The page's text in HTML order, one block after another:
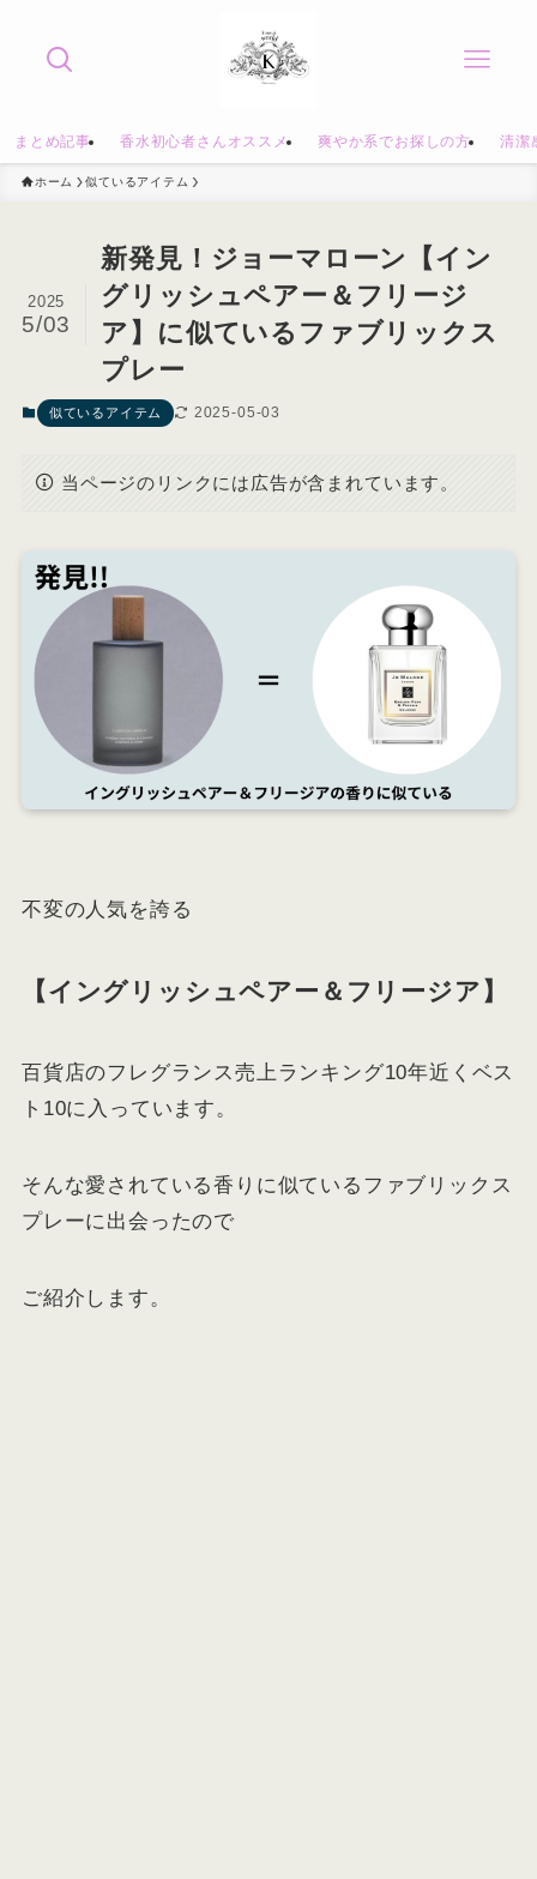
まとめ記事 香水初心者さんオススメ 爽やか系でお探しの方 清潔
ホーム 似ているアイテム
新発見！ジョーマローン【イン
グリッシュペアー＆フリージ
ア】に似ているファブリックス
プレー
2025
5/03
似ているアイテム 2025-05-03
当ページのリンクには広告が含まれています。
不変の人気を誇る
【イングリッシュペアー＆フリージア】
百貨店のフレグランス売上ランキング10年近くベス
ト10に入っています。
そんな愛されている香りに似ているファブリックス
プレーに出会ったので
ご紹介します。